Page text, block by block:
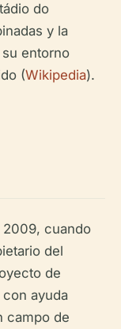
do
y la
entorno
(Wikipedia).
2009, cuando
del
de
ayuda
campo de